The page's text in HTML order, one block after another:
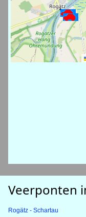
Veerponten
Rogätz - Schartau